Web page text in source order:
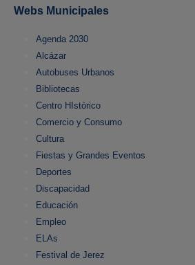
Webs Municipales
Agenda 2030
Alcázar
Autobuses Urbanos
Bibliotecas
Centro HIstórico
Comercio y Consumo
Cultura
Fiestas y Grandes Eventos
Deportes
Discapacidad
Educación
Empleo
ELAs
Festival de Jerez